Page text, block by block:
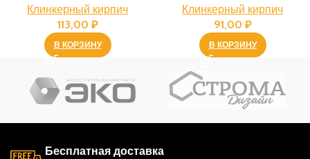
Клинкерный кирпич
113,00 ₽
В КОРЗИНУ
Клинкерный кирпич
91,00 ₽
В КОРЗИНУ
Бесплатная доставка